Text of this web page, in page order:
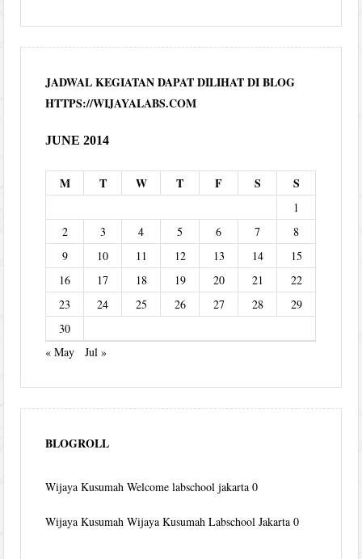
JADWAL KEGIATAN DAPAT DILIHAT DI BLOG
HTTPS://WIJAYALABS.COM
JUNE 2014
M T W T F S S
1
2
3 4 5 6 7
8
9
10 11 12 13 14
15
16
17 18 19 20 21
22
23
24 25 26 27 28
29
30
« May
Jul »
BLOGROLL
Wijaya Kusumah Welcome labschool jakarta 0
Wijaya Kusumah Wijaya Kusumah Labschool Jakarta 0